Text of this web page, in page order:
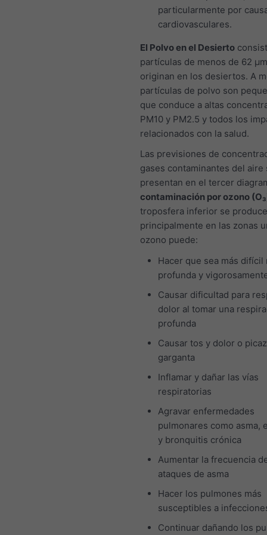
particularmente por
cardiovasculares.
El Polvo en el Desierto
partículas de menos de 62
originan en los desiertos. A
partículas de polvo son
que conduce a altas
PM10 y PM2.5 y todos los
relacionados con la salud.
Las previsiones de
gases contaminantes del aire
presentan en el tercer
contaminación por ozono
troposfera inferior se produce
principalmente en las zonas
ozono puede:
Hacer que sea más difícil
profunda y
Causar dificultad para
dolor al tomar una
profunda
Causar tos y dolor o
garganta
Inflamar y dañar las vías
respiratorias
Agravar enfermedades
pulmonares como asma,
y bronquitis crónica
Aumentar la frecuencia
ataques de asma
Hacer los pulmones más
susceptibles a
Continuar dañando los